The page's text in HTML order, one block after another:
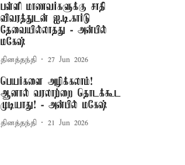
பள்ளி மாணவர்களுக்கு சாதி
விவரத்துடன் ஐ.டி.கார்டு
தேவையில்லாதது - அன்பில்
மகேஷ்
தினத்தந்தி 27 Jun 2026
பெயர்களை அழிக்கலாம்!
ஆனால் வரலாற்றை தொடக்கூட
முடியாது! - அன்பில் மகேஷ்
தினத்தந்தி 21 Jun 2026